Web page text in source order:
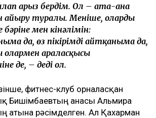
арыз бердім. Ол – ата-ана
айыру туралы. Меніңше, олардың
бәріне мен кінәлімін:
да, өз пікірімді айтқаныма да,
олармен араласқысы
де, – деді ол.
фитнес-клуб орналасқан
Бишімбаевтың анасы Альмира
атына рәсімделген. Ал Қахарман